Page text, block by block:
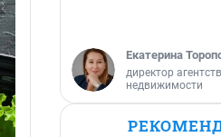
Екатерина
директор
недвижимости